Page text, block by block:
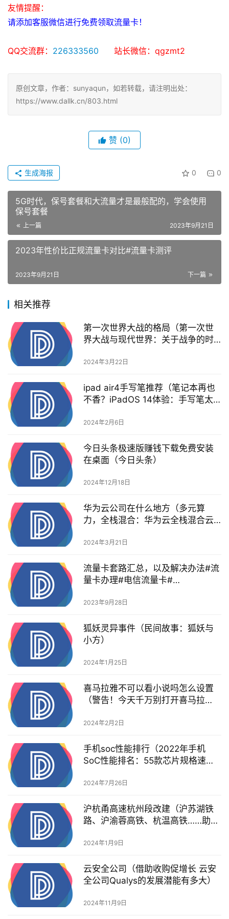
友情提醒：
请添加客服微信进行免费领取流量卡！
QQ交流群： 226333560
      站长微信：qgzmt2
原创文章，作者：sunyaqun，如若转载，请注明出处：
https://www.dallk.cn/803.html
赞 (0)
0 0
生成海报
5G时代，保号套餐和大流量才是最般配的，学会使用
保号套餐
上一篇 2023年9月21日
2023年性价比正规流量卡对比#流量卡测评
下一篇
2023年9月21日
相关推荐
第一次世界大战的格局（第一次世
界大战与现代世界：关于战争的时
2024年3月22日
ipad air4手写笔推荐（笔记本再也
不香？iPadOS 14体验：手写笔太
2024年2月6日
今日头条极速版赚钱下载免费安装
在桌面（今日头条）
2024年12月18日
华为云公司在什么地方（多元算
力，全栈混合：华为云全栈混合云
2024年3月21日
流量卡套路汇总，以及解决办法#流
量卡办理#电信流量卡#…
2023年9月28日
狐妖灵异事件（民间故事：狐妖与
小方）
2024年1月25日
喜马拉雅不可以看小说吗怎么设置
（警告！今天千万别打开喜马拉
2024年2月2日
手机soc性能排行（2022年手机
SoC性能排名：55款芯片规格速查
2024年7月26日
沪杭甬高速杭州段改建（沪苏湖铁
路、沪渝蓉高铁、杭温高铁……助力
2024年1月9日
云安全公司（借助收购促增长 云安
全公司Qualys的发展潜能有多大）
2024年11月9日